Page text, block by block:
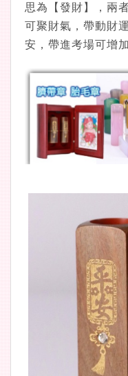
思為【發財】，兩
可聚財氣，帶動財
安，帶進考場可增